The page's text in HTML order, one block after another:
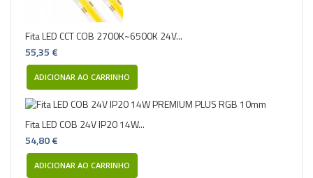
Fita LED CCT COB 2700K~6500K 24V...
55,35 €
ADICIONAR AO CARRINHO
Fita LED COB 24V IP20 14W...
54,80 €
ADICIONAR AO CARRINHO